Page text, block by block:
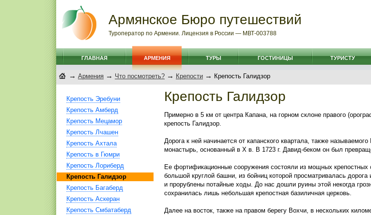
Армянское Бюро путешествий
Туроператор по Армении. Лицензия в России — МВТ-003788
ГЛАВНАЯ АРМЕНИЯ ТУРЫ ГОСТИНИЦЫ ТУРИСТУ
→ Армения → Что посмотреть? → Крепости → Крепость Галидзор
Крепость Эребуни
Крепость Амберд
Крепость Мецамор
Крепость Лчашен
Крепость Ахтала
Крепость в Гюмри
Крепость Лориберд
Крепость Галидзор
Крепость Багаберд
Крепость Аскеран
Крепость Смбатаберд
Крепость Галидзор
Примерно в 5 км от центра Капана, на горном склоне правого
крепость Галидзор.
Дорога к ней начинается от капанского квартала, также
монастырь, основанный в X в. В 1723 г. Давид-беком он был
Ее фортификационные сооружения состояли из мощных
большой круглой башни, из бойниц которой просматривалась
и прорублены потайные ходы. До нас дошли руины этой некогда
сохранилась лишь небольшая крепостная базиличная церковь.
Далее на восток, также на правом берегу Вохчи, в нескольких